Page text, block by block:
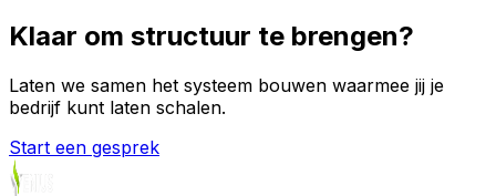
Klaar om structuur te brengen?
Laten we samen het systeem bouwen waarmee jij je
bedrijf kunt laten schalen.
Start een gesprek